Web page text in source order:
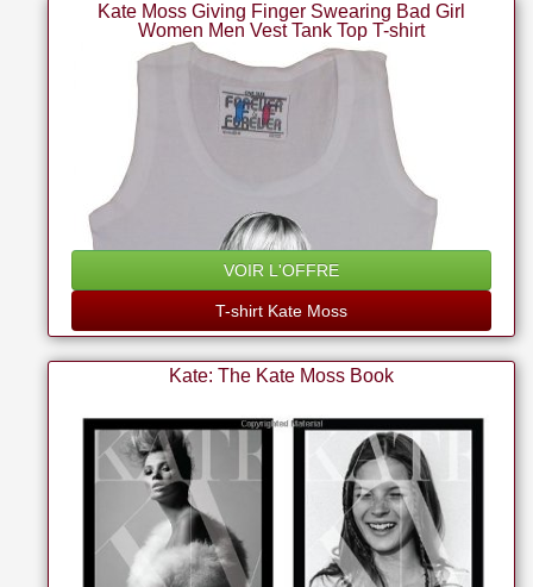
Kate Moss Giving Finger Swearing Bad Girl
Women Men Vest Tank Top T-shirt
VOIR L'OFFRE
T-shirt Kate Moss
Kate: The Kate Moss Book